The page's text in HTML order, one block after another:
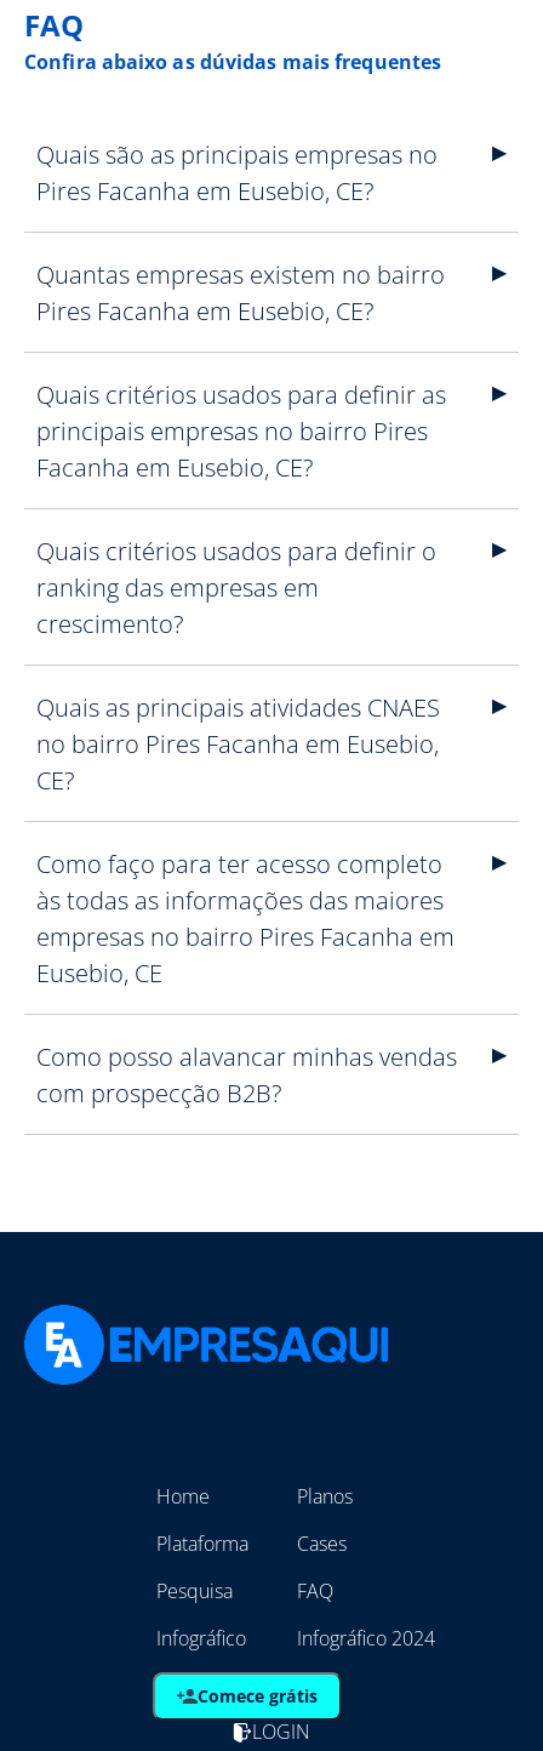
FAQ
Confira abaixo as dúvidas mais frequentes
Quais são as principais empresas no
Pires Facanha em Eusebio, CE?
Quantas empresas existem no bairro
Pires Facanha em Eusebio, CE?
Quais critérios usados para definir as
principais empresas no bairro Pires
Facanha em Eusebio, CE?
Quais critérios usados para definir o
ranking das empresas em
crescimento?
Quais as principais atividades CNAES
no bairro Pires Facanha em Eusebio,
CE?
Como faço para ter acesso completo
às todas as informações das maiores
empresas no bairro Pires Facanha em
Eusebio, CE
Como posso alavancar minhas vendas
com prospecção B2B?
Home
Plataforma
Pesquisa
Infográfico
Planos
Cases
FAQ
Infográfico 2024
Comece grátis
LOGIN